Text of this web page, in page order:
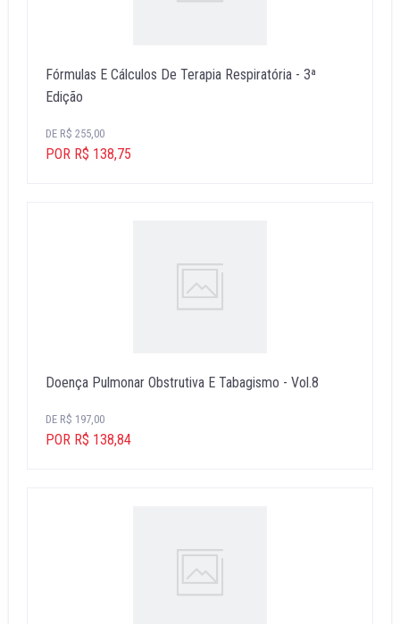
Fórmulas E Cálculos De Terapia Respiratória - 3ª
Edição
DE R$ 255,00
POR R$ 138,75
Doença Pulmonar Obstrutiva E Tabagismo - Vol.8
DE R$ 197,00
POR R$ 138,84